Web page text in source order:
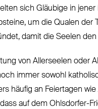
sich Gläubige in
um die Qualen der
damit die Seelen
von Allerseelen oder
immer sowohl
häufig an Feiertagen
auf dem Ohlsdorfer-